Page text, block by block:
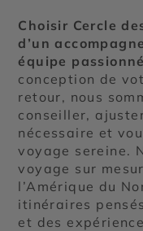
Choisir Cercle
d’un
équipe
conception de
retour, nous
conseiller,
nécessaire et
voyage sereine.
voyage sur
l’Amérique du
itinéraires
et des